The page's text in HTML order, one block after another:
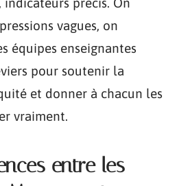
vagues, on
équipes enseignantes
pour soutenir la
et donner à chacun les
vraiment.
entre les